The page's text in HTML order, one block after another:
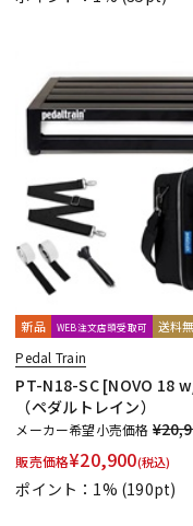
新品 WEB注文店頭受取可 送料
Pedal Train
PT-N18-SC [NOVO 18
（ペダルトレイン）
メーカー希望小売価格
販売価格¥20,900(税込)
ポイント：1% (190pt)